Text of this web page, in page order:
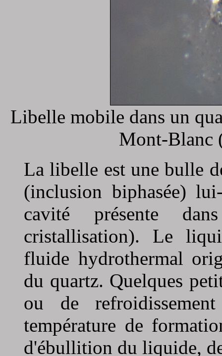
Libelle mobile dans un
Mont-Blanc
La libelle est une bulle
(inclusion biphasée)
cavité présente
cristallisation). Le
fluide hydrothermal
du quartz. Quelques
ou de
température de
d'ébullition du liquide,